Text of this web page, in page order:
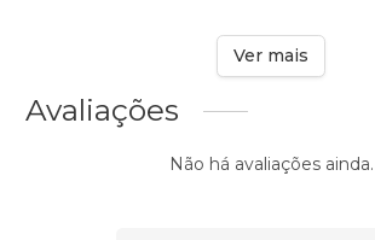
Ver mais
Avaliações
Não há avaliações ainda.